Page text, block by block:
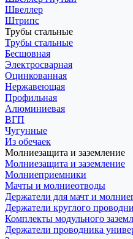
Швеллер
Штрипс
Трубы стальные
Трубы стальные
Бесшовная
Электросварная
Оцинкованная
Нержавеющая
Профильная
Алюминиевая
ВГП
Чугунные
Из обечаек
Молниезащита и заземление
Молниезащита и заземление
Молниеприемники
Мачты и молниеотводы
Держатели для мачт и
Держатели круглого
Комплекты модульного
Держатели проводника